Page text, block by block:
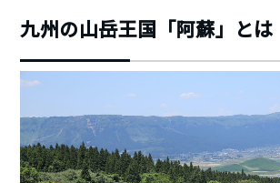
九州の山岳王国「阿蘇」とは